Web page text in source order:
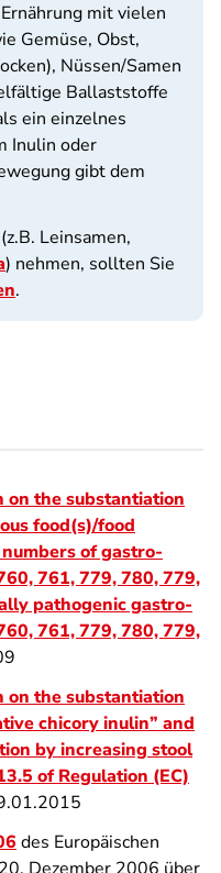
mit vielen
Gemüse, Obst,
Nüssen/Samen
Ballaststoffe
ein einzelnes
Inulin oder
gibt dem
Leinsamen,
) nehmen, sollten Sie
.
on the substantiation
food(s)/food
of gastro-
761, 779, 780, 779,
pathogenic gastro-
761, 779, 780, 779,
on the substantiation
chicory inulin” and
by increasing stool
of Regulation (EC)
des Europäischen